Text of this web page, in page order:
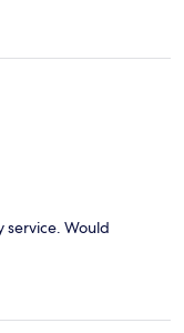
service. Would